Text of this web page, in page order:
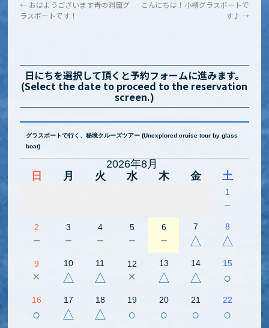
← おはようございます青の洞窟グ
ラスボートです！
こんにちは！小樽グラスボートで
す♪ →
日にちを選択して頂くと予約フォームに進みます。
(Select the date to proceed to the reservation
screen.)
グラスボートで行く、秘境クルーズツアー (Unexplored cruise tour by glass
boat)
2026年8月
日
月 火 水 木 金 土
1
－
2
－
3
－
4
－
5
－
6
－
7
△
8
△
9
×
10
△
11
△
12
×
13
△
14
△
15
○
16
○
17
△
18
△
19
○
20
○
21
○
22
○